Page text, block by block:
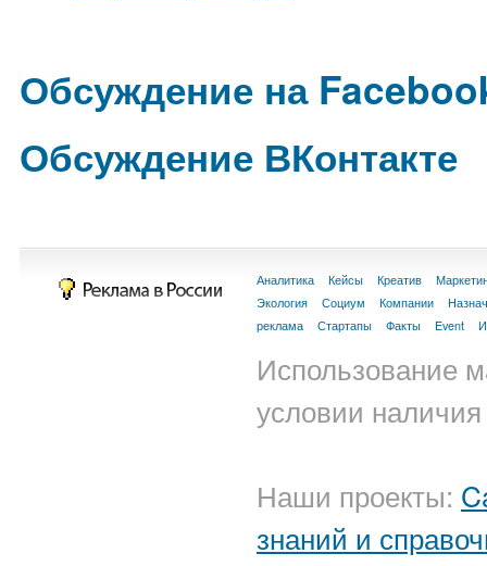
Обсуждение на
Обсуждение ВКонтакте
Аналитика Кейсы Креатив
Экология
Социум Компании
реклама
Стартапы Факты Event
Использование
условии
Наши проекты:
знаний и